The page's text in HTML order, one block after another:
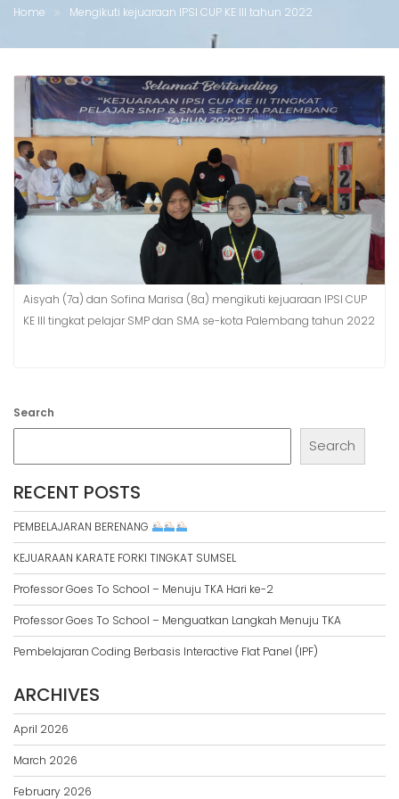
Home Mengikuti kejuaraan IPSI CUP KE III tahun 2022
Aisyah (7a) dan Sofina Marisa (8a) mengikuti kejuaraan IPSI CUP
KE III tingkat pelajar SMP dan SMA se-kota Palembang tahun 2022
Search
Search
RECENT POSTS
PEMBELAJARAN BERENANG
KEJUARAAN KARATE FORKI TINGKAT SUMSEL
Professor Goes To School – Menuju TKA Hari ke-2
Professor Goes To School – Menguatkan Langkah Menuju TKA
Pembelajaran Coding Berbasis Interactive Flat Panel (IPF)
ARCHIVES
April 2026
March 2026
February 2026